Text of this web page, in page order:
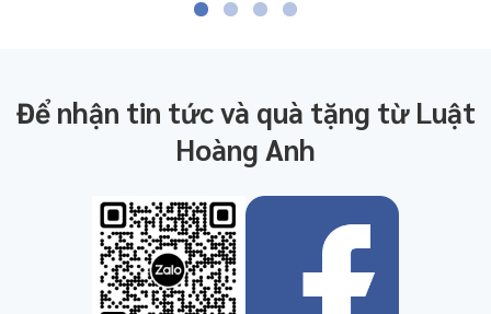
Để nhận tin tức và quà tặng từ Luật
Hoàng Anh